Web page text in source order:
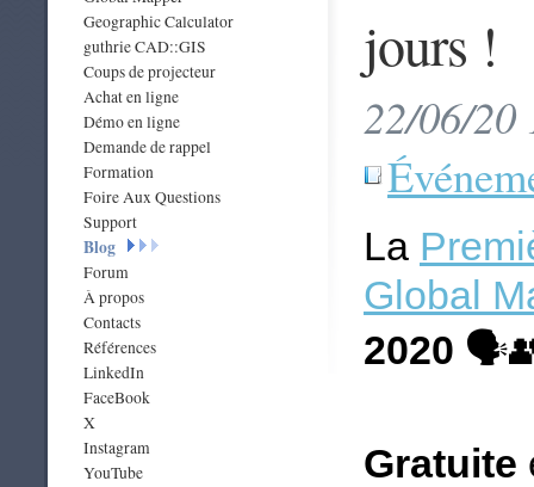
Geographic Calculator
guthrie CAD::GIS
Coups de projecteur
Achat en ligne
Démo en ligne
Demande de rappel
Formation
Foire Aux Questions
Support
Blog
Forum
À propos
Contacts
Références
LinkedIn
FaceBook
X
Instagram
YouTube
jours !
22/06/20
La
Global
2020
Gratuite